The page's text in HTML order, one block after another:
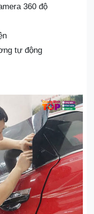
360 độ
tự động